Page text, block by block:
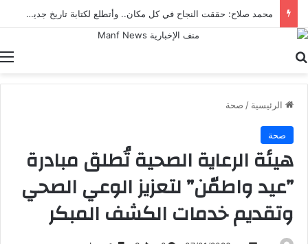
محمد صلاح: حققت النجاح في كل مكان.. وأتطلع لكتابة تاريخ جديد مع طرابزون سبور
الرئيسية / صحة
صحة
هيئة الرعاية الصحية تُطلق مبادرة
”عيد واطمّن” لتعزيز الوعي الصحي
وتقديم خدمات الكشف المبكر